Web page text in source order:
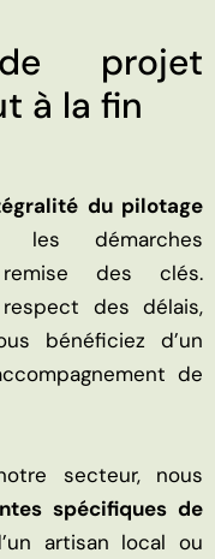
projet
à la fin
du pilotage
les démarches
des clés.
des délais,
bénéficiez d’un
de
secteur, nous
spécifiques de
artisan local ou